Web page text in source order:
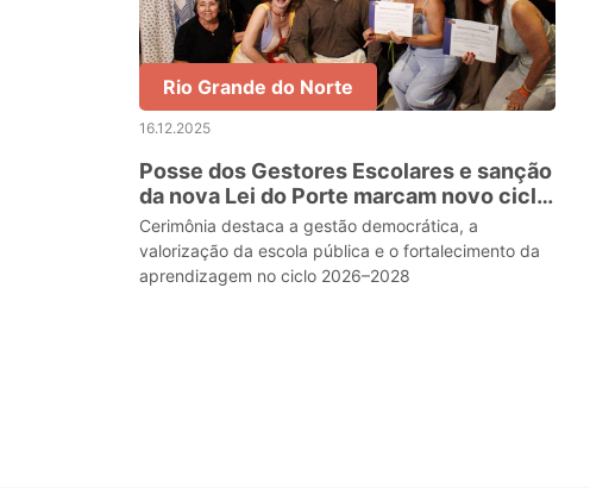
Rio Grande do Norte
16.12.2025
Posse dos Gestores Escolares e sanção
da nova Lei do Porte marcam novo ciclo
democrático na Educação do RN
Cerimônia destaca a gestão democrática, a
valorização da escola pública e o fortalecimento da
aprendizagem no ciclo 2026–2028